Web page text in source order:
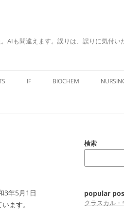
AIも間違えます。誤りは、誤りに気付い
IF BIOCHEM
3年5月1日
ます。
検索
popular
クラスカル